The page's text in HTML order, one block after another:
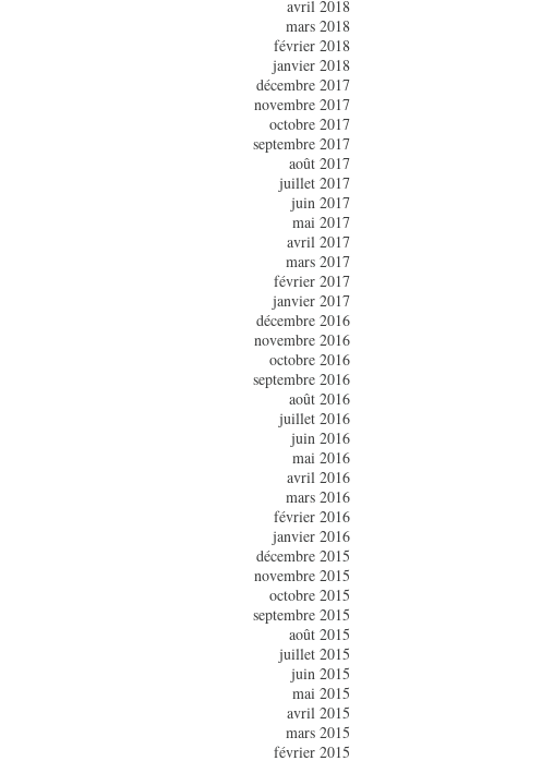
avril 2018
mars 2018
février 2018
janvier 2018
décembre 2017
novembre 2017
octobre 2017
septembre 2017
août 2017
juillet 2017
juin 2017
mai 2017
avril 2017
mars 2017
février 2017
janvier 2017
décembre 2016
novembre 2016
octobre 2016
septembre 2016
août 2016
juillet 2016
juin 2016
mai 2016
avril 2016
mars 2016
février 2016
janvier 2016
décembre 2015
novembre 2015
octobre 2015
septembre 2015
août 2015
juillet 2015
juin 2015
mai 2015
avril 2015
mars 2015
février 2015